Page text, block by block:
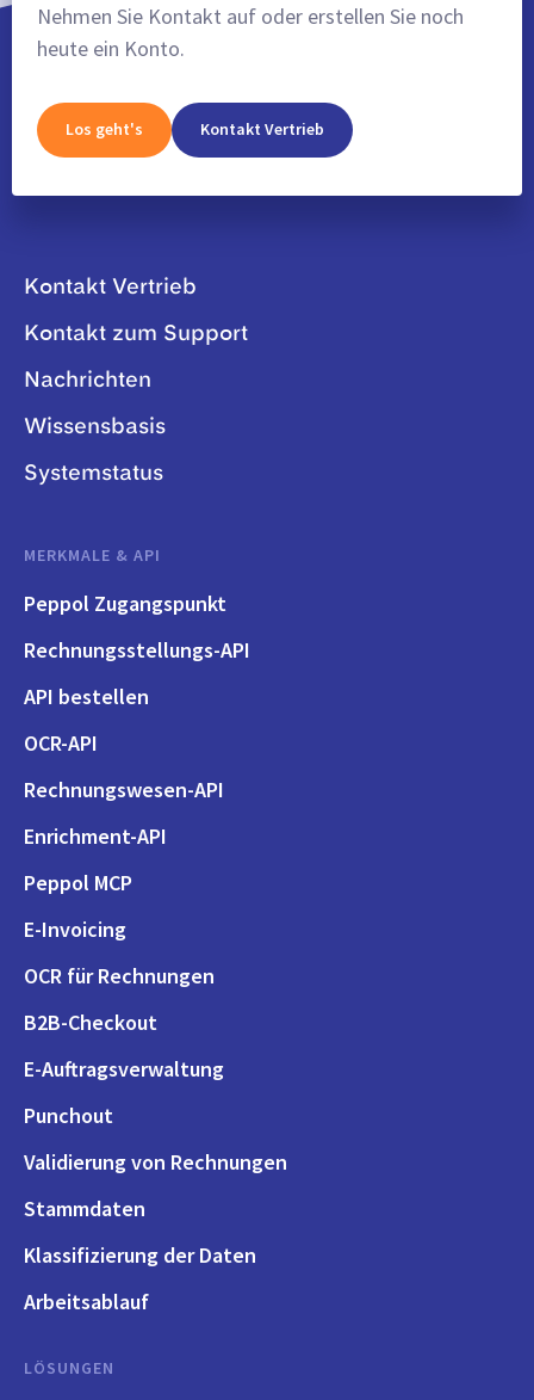
Nehmen Sie Kontakt auf oder erstellen Sie noch
heute ein Konto.
Los geht's Kontakt Vertrieb
Kontakt Vertrieb
Kontakt zum Support
Nachrichten
Wissensbasis
Systemstatus
MERKMALE & API
Peppol Zugangspunkt
Rechnungsstellungs-API
API bestellen
OCR-API
Rechnungswesen-API
Enrichment-API
Peppol MCP
E-Invoicing
OCR für Rechnungen
B2B-Checkout
E-Auftragsverwaltung
Punchout
Validierung von Rechnungen
Stammdaten
Klassifizierung der Daten
Arbeitsablauf
LÖSUNGEN